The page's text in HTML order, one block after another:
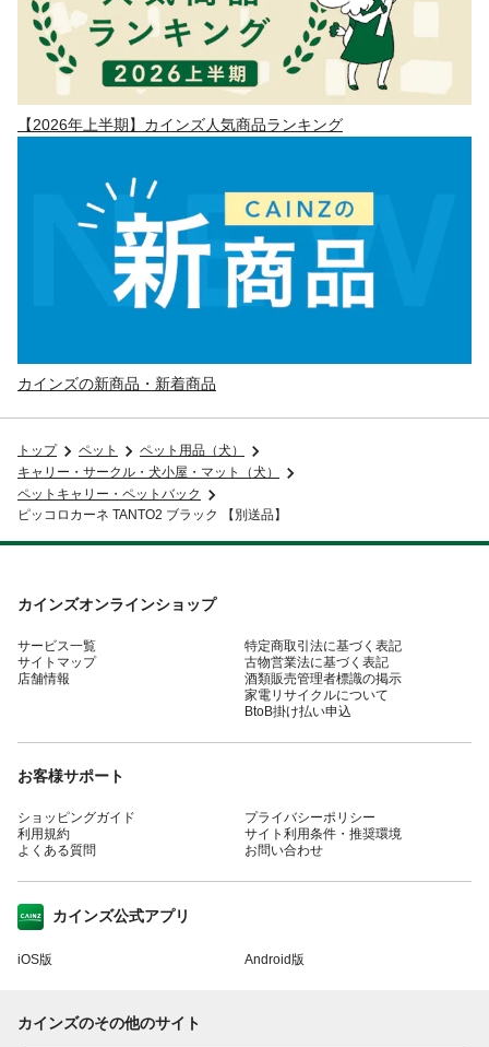
【2026年上半期】カインズ人気商品ランキング
カインズの新商品・新着商品
トップ ペット
ペット用品（犬）
キャリー・サークル・犬小屋・マット（犬）
ペットキャリー・ペットバック
ピッコロカーネ TANTO2 ブラック 【別送品】
カインズオンラインショップ
サービス一覧
サイトマップ
店舗情報
特定商取引法に基づく表記
古物営業法に基づく表記
酒類販売管理者標識の掲示
家電リサイクルについて
BtoB掛け払い申込
お客様サポート
ショッピングガイド
利用規約
よくある質問
プライバシーポリシー
サイト利用条件・推奨環境
お問い合わせ
カインズ公式アプリ
iOS版 Android版
カインズのその他のサイト